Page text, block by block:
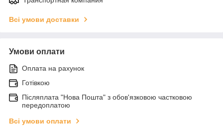
Всі умови доставки
Умови оплати
Оплата на рахунок
Готівкою
Післяплата "Нова Пошта" з обов'язковою частковою
передоплатою
Всі умови оплати